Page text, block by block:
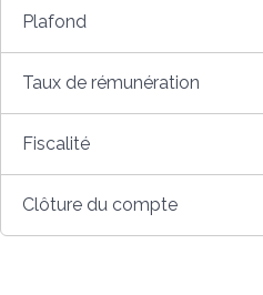
Plafond
Taux de rémunération
Fiscalité
Clôture du compte